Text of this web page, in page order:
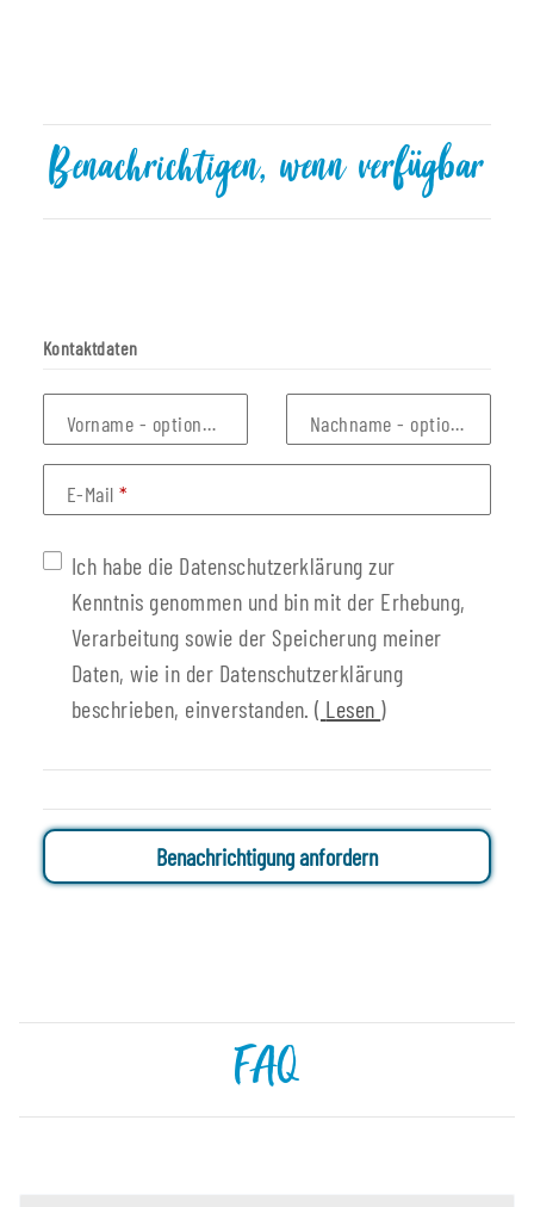
Benachrichtigen, wenn verfügbar
Kontaktdaten
Vorname - optionale Angabe Nachname - optionale
E-Mail
Ich habe die Datenschutzerklärung zur
Kenntnis genommen und bin mit der Erhebung,
Verarbeitung sowie der Speicherung meiner
Daten, wie in der Datenschutzerklärung
beschrieben, einverstanden.( Lesen )
Benachrichtigung anfordern
FAQ